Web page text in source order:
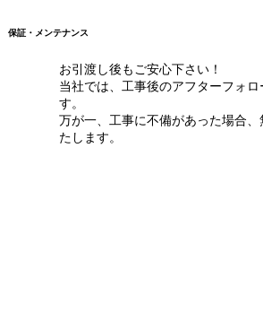
お引渡し後もご安心下さい！
当社では、工事後のアフターフォ
す。
万が一、工事に不備があった場合
たします。
保証・メンテナンス